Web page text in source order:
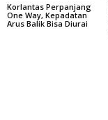
Korlantas Perpanjang
One Way, Kepadatan
Arus Balik Bisa Diurai